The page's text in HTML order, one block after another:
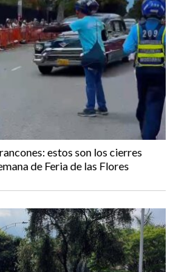
estos son los cierres
de Feria de las Flores